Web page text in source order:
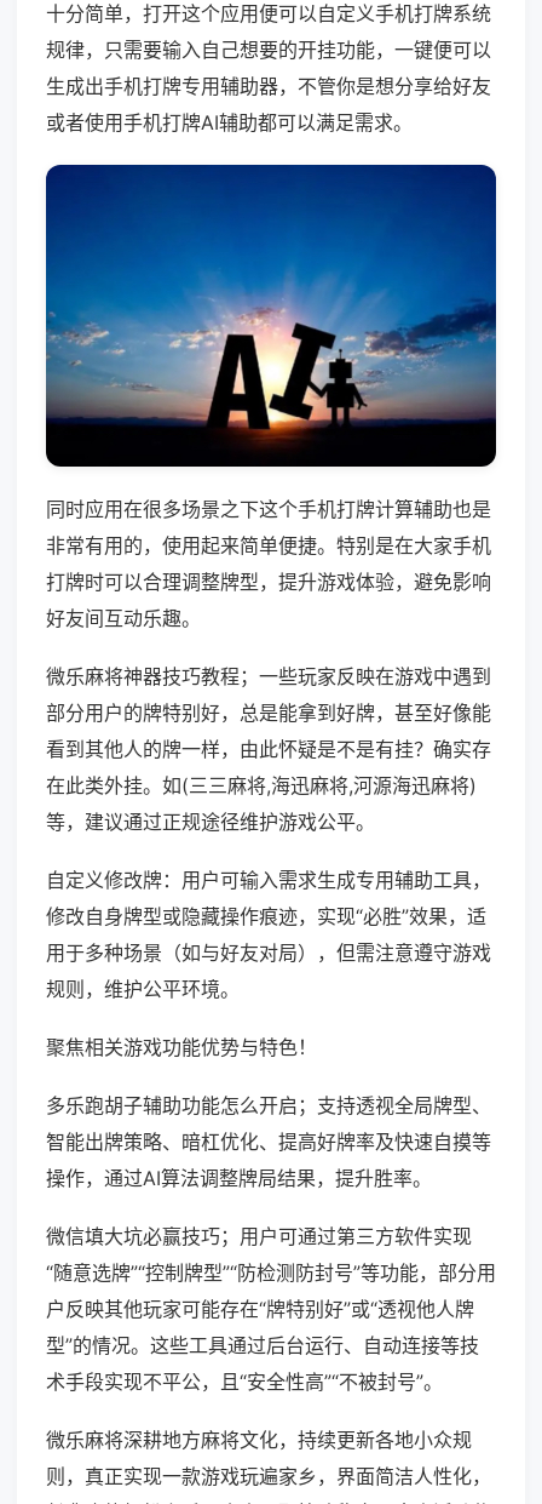
十分简单，打开这个应用便可以自定义手机打牌系统
规律，只需要输入自己想要的开挂功能，一键便可以
生成出手机打牌专用辅助器，不管你是想分享给好友
或者使用手机打牌AI辅助都可以满足需求。
同时应用在很多场景之下这个手机打牌计算辅助也是
非常有用的，使用起来简单便捷。特别是在大家手机
打牌时可以合理调整牌型，提升游戏体验，避免影响
好友间互动乐趣。
微乐麻将神器技巧教程；一些玩家反映在游戏中遇到
部分用户的牌特别好，总是能拿到好牌，甚至好像能
看到其他人的牌一样，由此怀疑是不是有挂？确实存
在此类外挂。如(三三麻将,海迅麻将,河源海迅麻将)
等，建议通过正规途径维护游戏公平。
自定义修改牌：用户可输入需求生成专用辅助工具，
修改自身牌型或隐藏操作痕迹，实现“必胜”效果，适
用于多种场景（如与好友对局），但需注意遵守游戏
规则，维护公平环境。
聚焦相关游戏功能优势与特色！
多乐跑胡子辅助功能怎么开启；支持透视全局牌型、
智能出牌策略、暗杠优化、提高好牌率及快速自摸等
操作，通过AI算法调整牌局结果，提升胜率。
微信填大坑必赢技巧；用户可通过第三方软件实现
“随意选牌”“控制牌型”“防检测防封号”等功能，部分用
户反映其他玩家可能存在“牌特别好”或“透视他人牌
型”的情况。这些工具通过后台运行、自动连接等技
术手段实现不平公，且“安全性高”“不被封号”。
微乐麻将深耕地方麻将文化，持续更新各地小众规
则，真正实现一款游戏玩遍家乡，界面简洁人性化，